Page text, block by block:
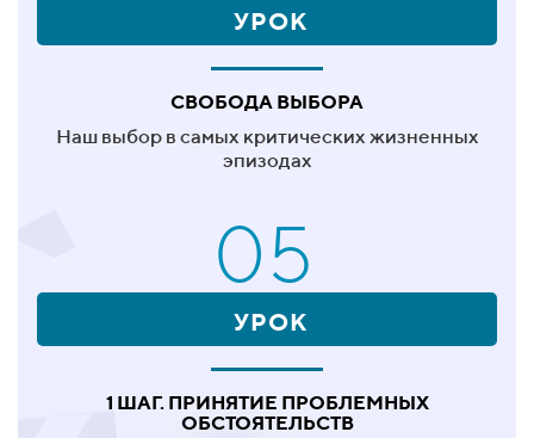
УРОК
СВОБОДА ВЫБОРА
Наш выбор в самых критических жизненных
эпизодах
05
УРОК
1 ШАГ. ПРИНЯТИЕ ПРОБЛЕМНЫХ
ОБСТОЯТЕЛЬСТВ